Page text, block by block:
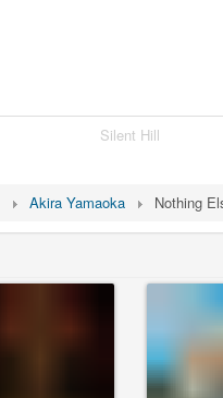
Silent Hill
Akira Yamaoka Nothing